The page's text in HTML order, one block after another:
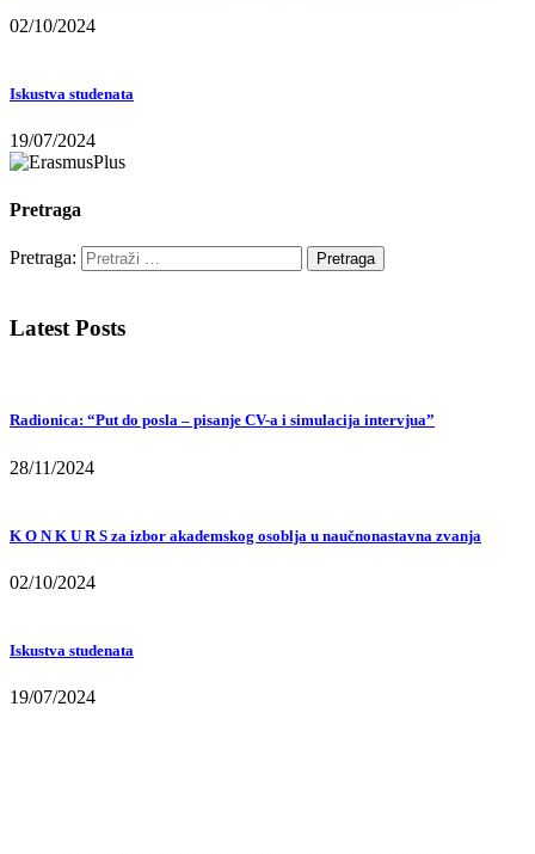
02/10/2024
Iskustva studenata
19/07/2024
Pretraga
Pretraga:
Latest Posts
Radionica: “Put do posla – pisanje CV-a i simulacija intervjua”
28/11/2024
K O N K U R S za izbor akademskog osoblja u naučnonastavna zvanja
02/10/2024
Iskustva studenata
19/07/2024